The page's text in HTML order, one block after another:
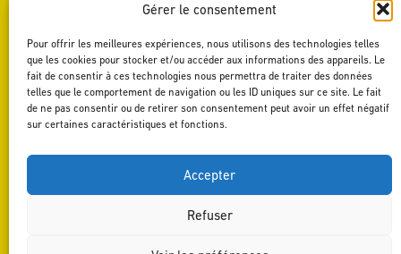
Gérer le consentement
Pour offrir les meilleures expériences, nous utilisons des technologies telles
que les cookies pour stocker et/ou accéder aux informations des appareils. Le
fait de consentir à ces technologies nous permettra de traiter des données
telles que le comportement de navigation ou les ID uniques sur ce site. Le fait
de ne pas consentir ou de retirer son consentement peut avoir un effet négatif
sur certaines caractéristiques et fonctions.
Accepter
Refuser